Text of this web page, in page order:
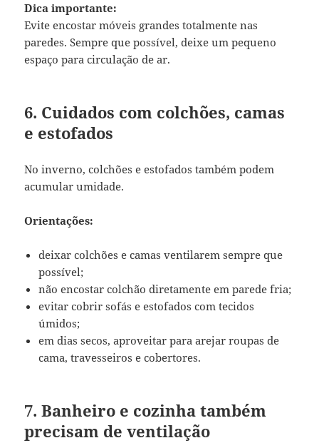
Dica importante:
Evite encostar móveis grandes totalmente nas
paredes. Sempre que possível, deixe um pequeno
espaço para circulação de ar.
6. Cuidados com colchões, camas
e estofados
No inverno, colchões e estofados também podem
acumular umidade.
Orientações:
deixar colchões e camas ventilarem sempre que
possível;
não encostar colchão diretamente em parede fria;
evitar cobrir sofás e estofados com tecidos
úmidos;
em dias secos, aproveitar para arejar roupas de
cama, travesseiros e cobertores.
7. Banheiro e cozinha também
precisam de ventilação